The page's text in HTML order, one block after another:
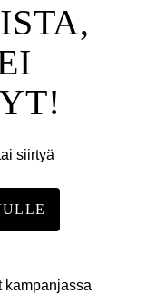
siirtyä
kampanjassa